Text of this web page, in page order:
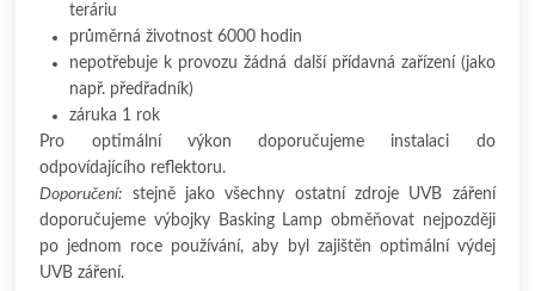
teráriu
průměrná životnost 6000 hodin
nepotřebuje k provozu žádná další přídavná zařízení (jako
např. předřadník)
záruka 1 rok
Pro optimální výkon doporučujeme instalaci do
odpovídajícího reflektoru.
Doporučení: stejně jako všechny ostatní zdroje UVB záření
doporučujeme výbojky Basking Lamp obměňovat nejpozději
po jednom roce používání, aby byl zajištěn optimální výdej
UVB záření.